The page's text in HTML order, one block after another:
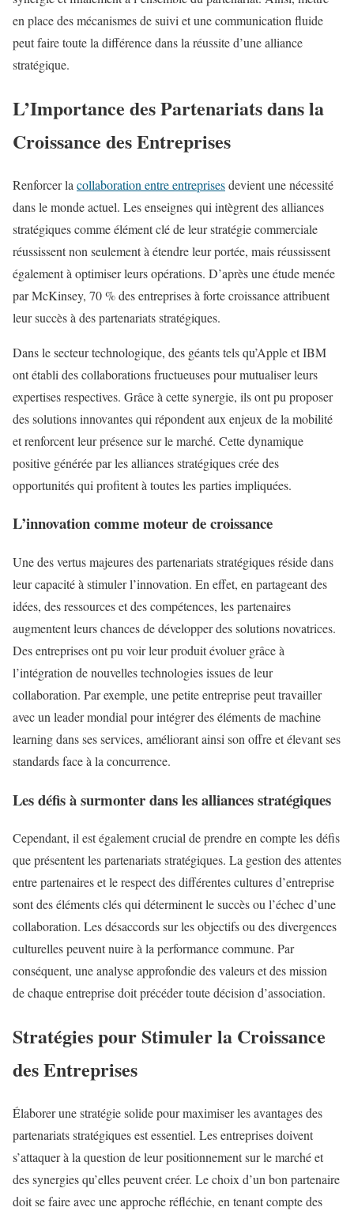
en place des mécanismes de suivi et une communication fluide
peut faire toute la différence dans la réussite d’une alliance
stratégique.
L’Importance des Partenariats dans la
Croissance des Entreprises
Renforcer la collaboration entre entreprisesdevient une nécessité
dans le monde actuel. Les enseignes qui intègrent des alliances
stratégiques comme élément clé de leur stratégie commerciale
réussissent non seulement à étendre leur portée, mais réussissent
également à optimiser leurs opérations. D’après une étude menée
par McKinsey, 70 % des entreprises à forte croissance attribuent
leur succès à des partenariats stratégiques.
Dans le secteur technologique, des géants tels qu’Apple et IBM
ont établi des collaborations fructueuses pour mutualiser leurs
expertises respectives. Grâce à cette synergie, ils ont pu proposer
des solutions innovantes qui répondent aux enjeux de la mobilité
et renforcent leur présence sur le marché. Cette dynamique
positive générée par les alliances stratégiques crée des
opportunités qui profitent à toutes les parties impliquées.
L’innovation comme moteur de croissance
Une des vertus majeures des partenariats stratégiques réside dans
leur capacité à stimuler l’innovation. En effet, en partageant des
idées, des ressources et des compétences, les partenaires
augmentent leurs chances de développer des solutions novatrices.
Des entreprises ont pu voir leur produit évoluer grâce à
l’intégration de nouvelles technologies issues de leur
collaboration. Par exemple, une petite entreprise peut travailler
avec un leader mondial pour intégrer des éléments de machine
learning dans ses services, améliorant ainsi son offre et élevant ses
standards face à la concurrence.
Les défis à surmonter dans les alliances stratégiques
Cependant, il est également crucial de prendre en compte les défis
que présentent les partenariats stratégiques. La gestion des attentes
entre partenaires et le respect des différentes cultures d’entreprise
sont des éléments clés qui déterminent le succès ou l’échec d’une
collaboration. Les désaccords sur les objectifs ou des divergences
culturelles peuvent nuire à la performance commune. Par
conséquent, une analyse approfondie des valeurs et des mission
de chaque entreprise doit précéder toute décision d’association.
Stratégies pour Stimuler la Croissance
des Entreprises
Élaborer une stratégie solide pour maximiser les avantages des
partenariats stratégiques est essentiel. Les entreprises doivent
s’attaquer à la question de leur positionnement sur le marché et
des synergies qu’elles peuvent créer. Le choix d’un bon partenaire
doit se faire avec une approche réfléchie, en tenant compte des